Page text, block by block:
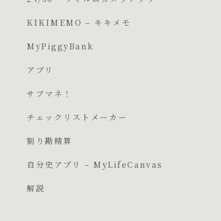
KIKIMEMO – キキメモ
MyPiggyBank
アプリ
サブマネ！
チェックリストメーカー
割り勘精算
自分史アプリ – MyLifeCanvas
解説